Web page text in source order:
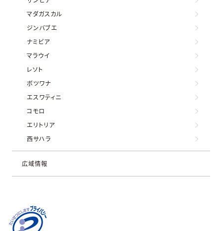
マダガスカル
ジンバブエ
ナミビア
マラウイ
レソト
ボツワナ
エスワティニ
コモロ
エリトリア
西サハラ
広域情報